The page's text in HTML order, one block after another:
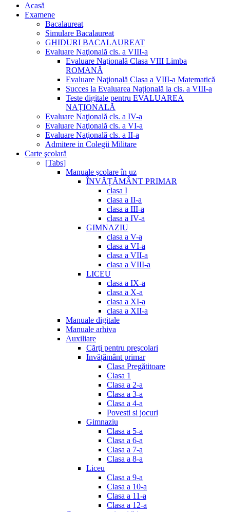
Acasă
Examene
Bacalaureat
Simulare Bacalaureat
GHIDURI BACALAUREAT
Evaluare Naţională cls. a VIII-a
Evaluare Naţională Clasa VIII Limba
ROMANĂ
Evaluare Naţională Clasa a VIII-a Matematică
Succes la Evaluarea Națională la cls. a VIII-a
Teste digitale pentru EVALUAREA
NAȚIONALĂ
Evaluare Naţională cls. a IV-a
Evaluare Naţională cls. a VI-a
Evaluare Naţională cls. a II-a
Admitere in Colegii Militare
Carte şcolară
[Tabs]
Manuale şcolare în uz
ÎNVĂȚĂMÂNT PRIMAR
clasa I
clasa a II-a
clasa a III-a
clasa a IV-a
GIMNAZIU
clasa a V-a
clasa a VI-a
clasa a VII-a
clasa a VIII-a
LICEU
clasa a IX-a
clasa a X-a
clasa a XI-a
clasa a XII-a
Manuale digitale
Manuale arhiva
Auxiliare
Cărţi pentru preşcolari
Invățământ primar
Clasa Pregătitoare
Clasa 1
Clasa a 2-a
Clasa a 3-a
Clasa a 4-a
Povesti si jocuri
Gimnaziu
Clasa a 5-a
Clasa a 6-a
Clasa a 7-a
Clasa a 8-a
Liceu
Clasa a 9-a
Clasa a 10-a
Clasa a 11-a
Clasa a 12-a